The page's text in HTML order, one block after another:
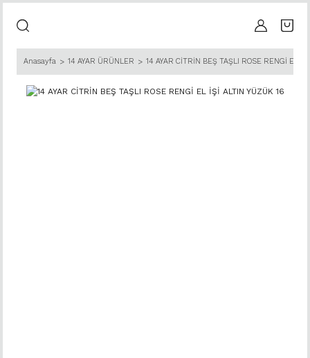
Anasayfa 14 AYAR ÜRÜNLER 14 AYAR CİTRİN BEŞ TAŞLI ROSE RENGİ EL